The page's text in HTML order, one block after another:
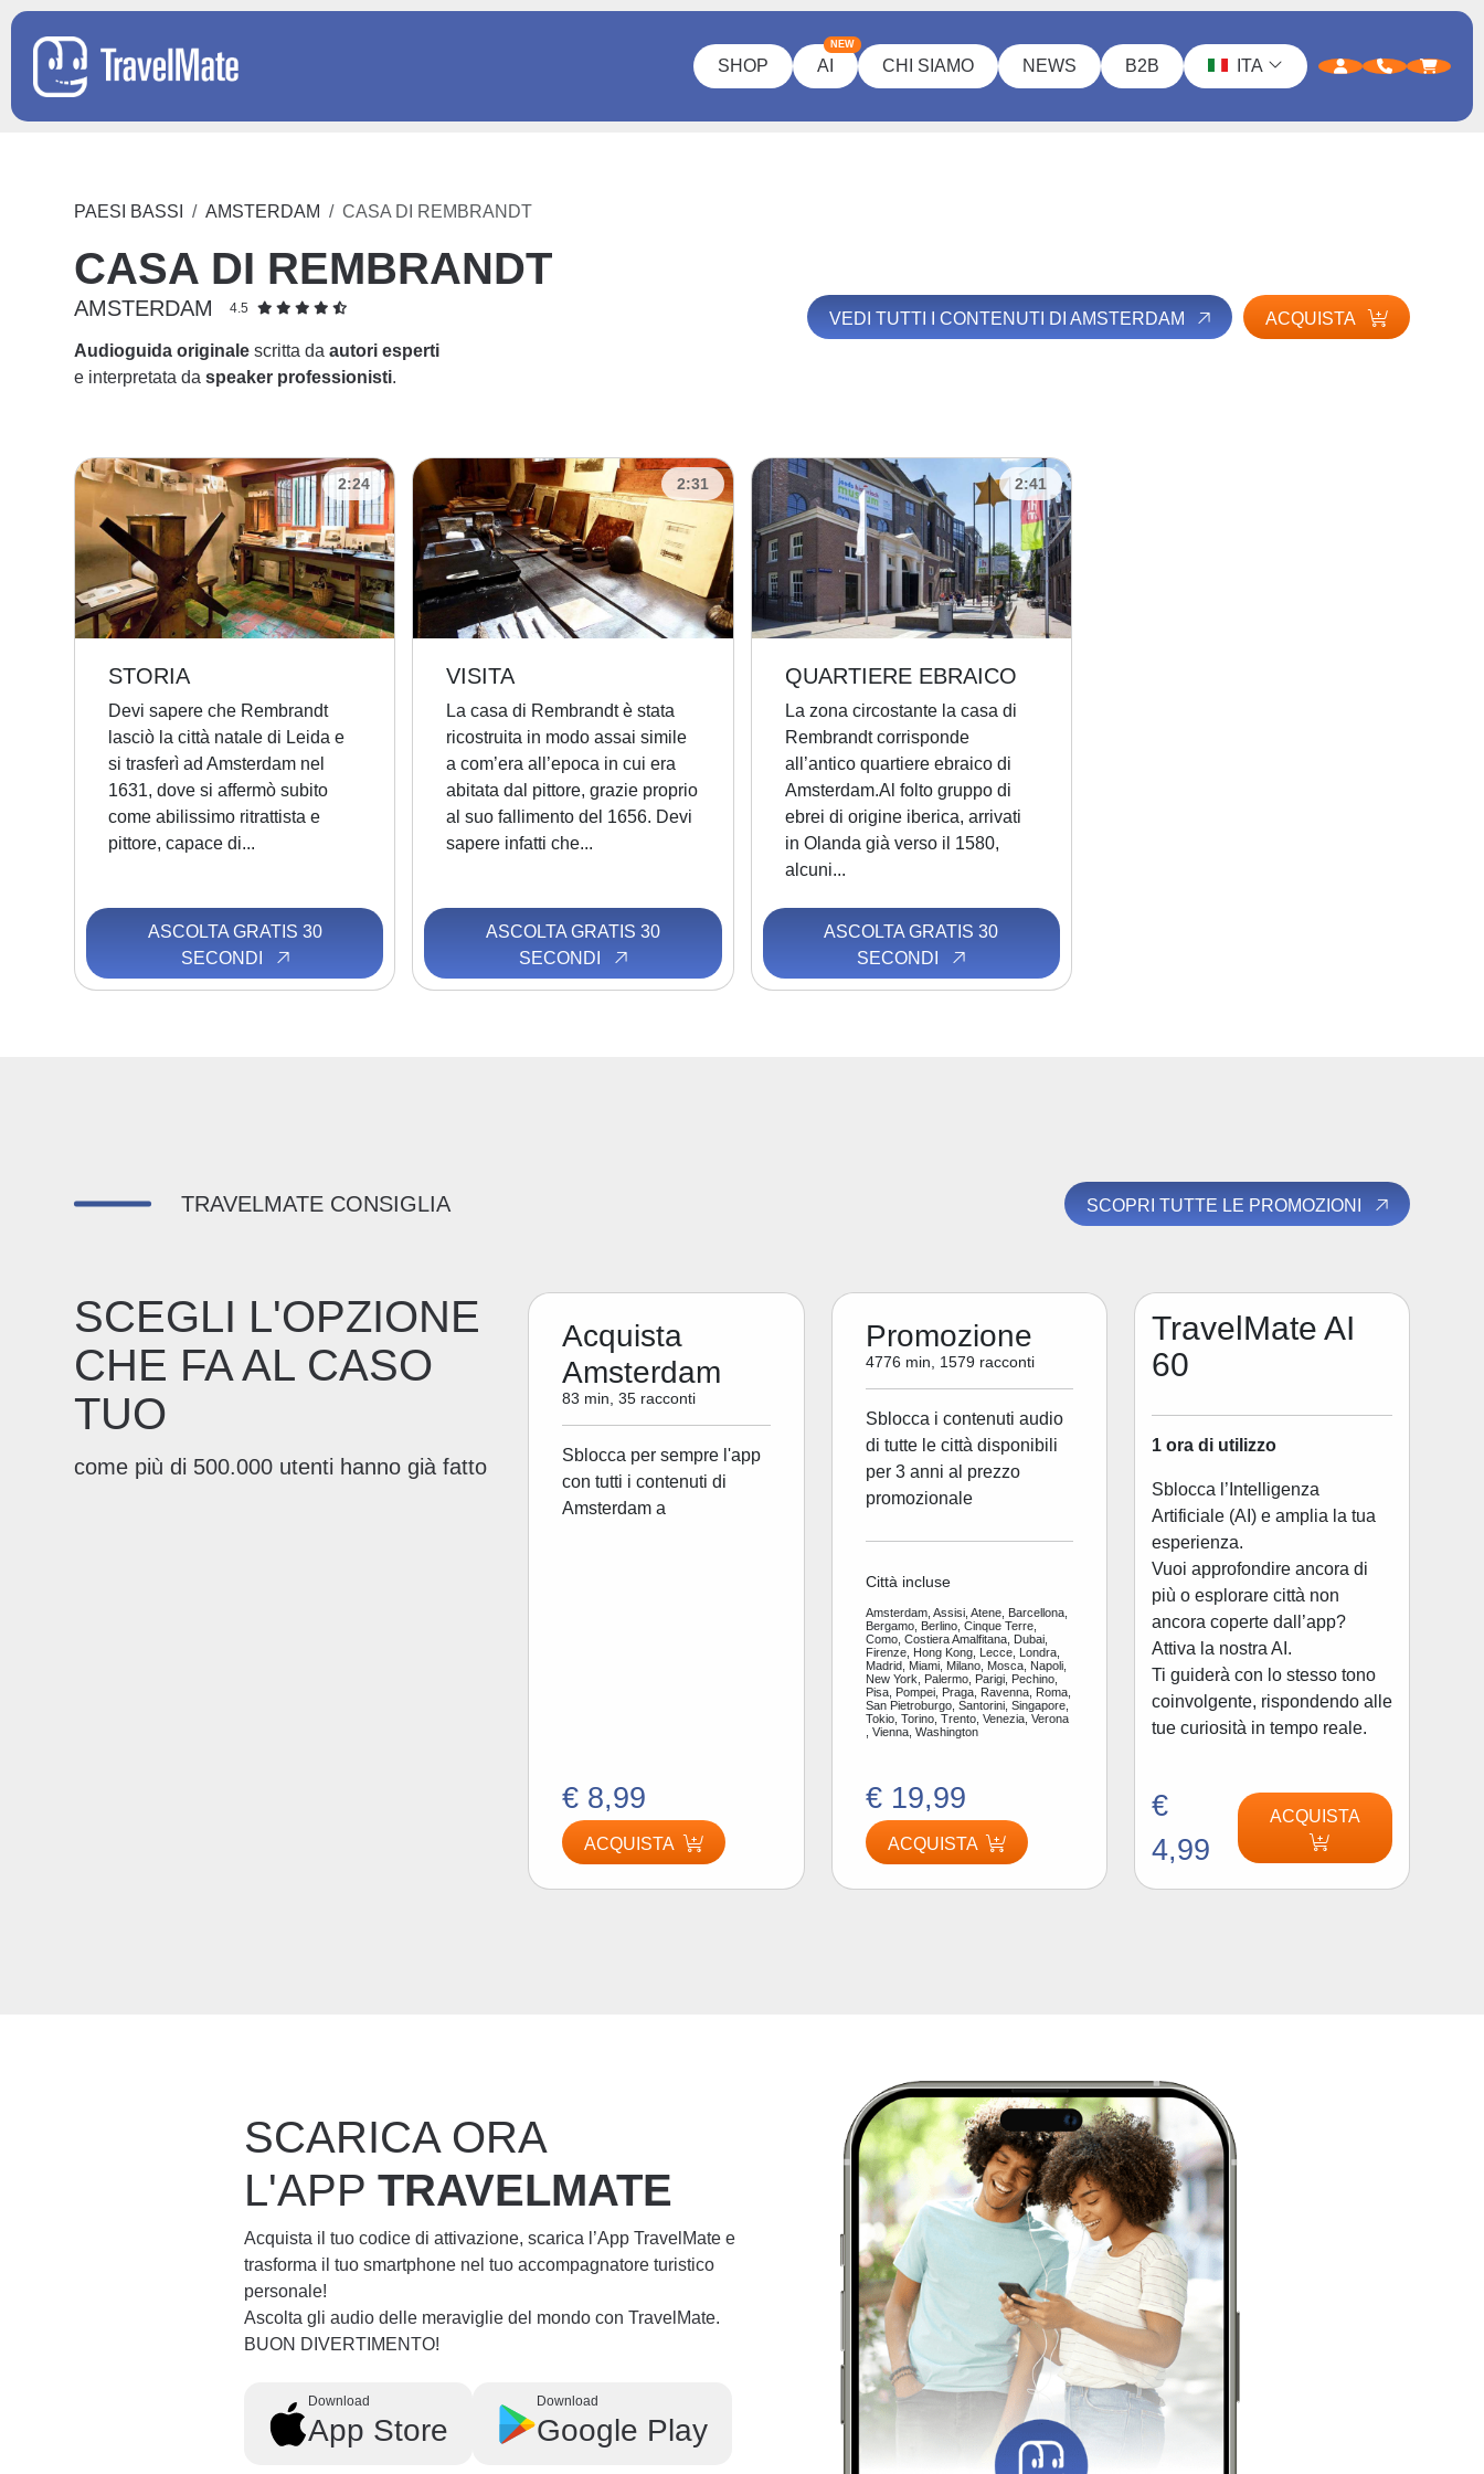
SHOP AI
NEW
CHI SIAMO NEWS B2B ITA
PAESI BASSI AMSTERDAM CASA DI REMBRANDT
CASA DI REMBRANDT
AMSTERDAM 4.5
Audioguida originale scritta daautori esperti
e interpretata daspeaker professionisti.
VEDI TUTTI I CONTENUTI DI AMSTERDAM ACQUISTA
2:24
STORIA
Devi sapere che Rembrandt
lasciò la città natale di Leida e
si trasferì ad Amsterdam nel
1631, dove si affermò subito
come abilissimo ritrattista e
pittore, capace di...
ASCOLTA GRATIS 30
SECONDI
2:31
VISITA
La casa di Rembrandt è stata
ricostruita in modo assai simile
a com’era all’epoca in cui era
abitata dal pittore, grazie proprio
al suo fallimento del 1656. Devi
sapere infatti che...
ASCOLTA GRATIS 30
SECONDI
2:41
QUARTIERE EBRAICO
La zona circostante la casa di
Rembrandt corrisponde
all’antico quartiere ebraico di
Amsterdam.Al folto gruppo di
ebrei di origine iberica, arrivati
in Olanda già verso il 1580,
alcuni...
ASCOLTA GRATIS 30
SECONDI
TRAVELMATE CONSIGLIA SCOPRI TUTTE LE PROMOZIONI
SCEGLI L'OPZIONE
CHE FA AL CASO
TUO
come più di 500.000 utenti hanno già fatto
Acquista
Amsterdam
83 min, 35 racconti
Sblocca per sempre l'app
con tutti i contenuti di
Amsterdam a
€ 8,99
ACQUISTA
Promozione
4776 min, 1579 racconti
Sblocca i contenuti audio
di tutte le città disponibili
per 3 anni al prezzo
promozionale
Città incluse
Amsterdam, Assisi, Atene, Barcellona,
Bergamo, Berlino, Cinque Terre,
Como, Costiera Amalfitana, Dubai,
Firenze, Hong Kong, Lecce, Londra,
Madrid, Miami, Milano, Mosca, Napoli,
New York, Palermo, Parigi, Pechino,
Pisa, Pompei, Praga, Ravenna, Roma,
San Pietroburgo, Santorini, Singapore,
Tokio, Torino, Trento, Venezia, Verona
, Vienna, Washington
€ 19,99
ACQUISTA
TravelMate AI
60
1 ora di utilizzo
Sblocca l’Intelligenza
Artificiale (AI) e amplia la tua
esperienza.
Vuoi approfondire ancora di
più o esplorare città non
ancora coperte dall’app?
Attiva la nostra AI.
Ti guiderà con lo stesso tono
coinvolgente, rispondendo alle
tue curiosità in tempo reale.
€
4,99
ACQUISTA
SCARICA ORA
L'APPTRAVELMATE
Acquista il tuo codice di attivazione, scarica l’App TravelMate e
trasforma il tuo smartphone nel tuo accompagnatore turistico
personale!
Ascolta gli audio delle meraviglie del mondo con TravelMate.
BUON DIVERTIMENTO!
Download
App Store
Download
Google Play